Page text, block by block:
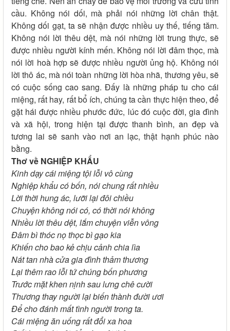
cầu. Không nói dối, mà phải nói những lời chân thật.
Không dối gạt, ta sẽ nhận được nhiều uy thế, tiếng tăm.
Không nói lời thêu dệt, mà nói những lời trung thực, sẽ
được nhiều người kính mến. Không nói lời đâm thọc, mà
nói lời hoà hợp sẽ được nhiều người ủng hộ. Không nói
lời thô ác, mà nói toàn những lời hòa nhã, thương yêu, sẽ
có cuộc sống cao sang. Đấy là những pháp tu cho cái
miệng, rất hay, rất bổ ích, chúng ta cần thực hiện theo, để
gặt hái được nhiều phước đức, lúc đó cuộc đời, gia đình
và xã hội, trong hiện tại được thanh bình, an đẹp và
tương lai sẽ sanh vào nơi an lạc, thật hạnh phúc nào
bằng.
Thơ về NGHIỆP KHẨU
Kinh dạy cái miệng tội lỗi vô cùng
Nghiệp khẩu có bốn, nói chung rất nhiều
Lời thời hung ác, lưỡi lại đôi chiều
Chuyện không nói có, có thời nói không
Nhiều lời thêu dệt, lắm chuyện viễn vông
Đâm bì thóc nọ thọc bì gạo kia
Khiến cho bao kẻ chịu cảnh chia lìa
Nát tan nhà cửa gia đình thảm thương
Lại thêm rao lỗi tứ chúng bốn phương
Trước mặt khen nịnh sau lưng chê cười
Thương thay người lại biến thành đười ươi
Để cho đánh mất tình người trong ta.
Cái miệng ăn uống rất đổi xa hoa